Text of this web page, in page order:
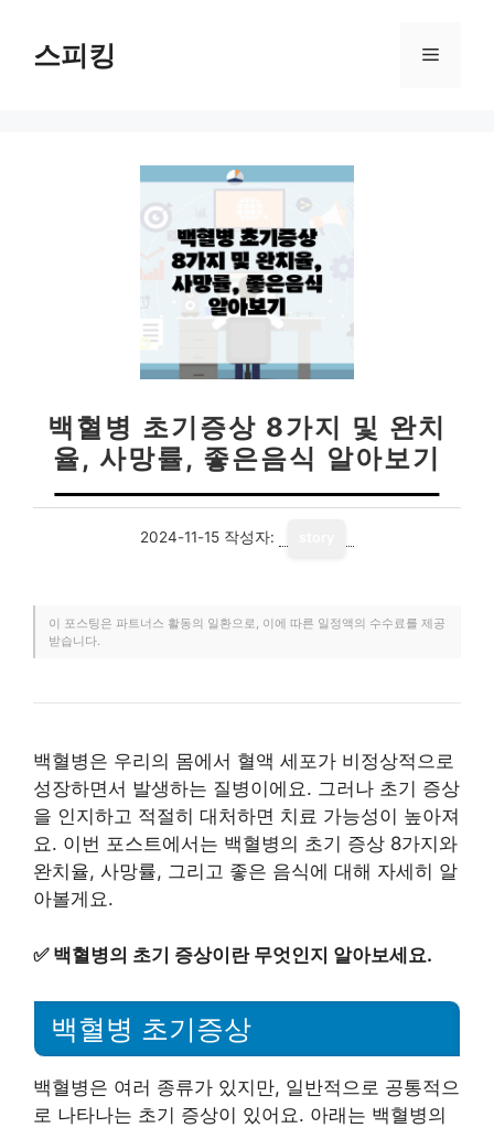
스피킹 메
백혈병 초기증상 8가지 및 완치
율, 사망률, 좋은음식 알아보기
2024-11-15 작성자:
이 포스팅은 파트너스 활동의 일환으로, 이에 따른 일정액의 수수료를 제공
받습니다.
백혈병은 우리의 몸에서 혈액 세포가 비정상적으로
성장하면서 발생하는 질병이에요. 그러나 초기 증상
을 인지하고 적절히 대처하면 치료 가능성이 높아져
요. 이번 포스트에서는 백혈병의 초기 증상 8가지와
완치율, 사망률, 그리고 좋은 음식에 대해 자세히 알
아볼게요.
✅ 백혈병의 초기 증상이란 무엇인지 알아보세요.
백혈병 초기증상
백혈병은 여러 종류가 있지만, 일반적으로 공통적으
로 나타나는 초기 증상이 있어요. 아래는 백혈병의